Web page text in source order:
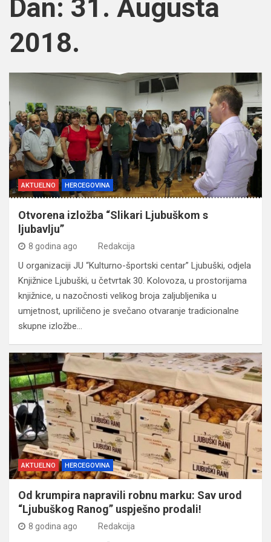
Dan: 31. Augusta
2018.
AKTUELNO HERCEGOVINA
Otvorena izložba “Slikari Ljubuškom s
ljubavlju”
8 godina ago Redakcija
U organizaciji JU “Kulturno-športski centar” Ljubuški, odjela
Knjižnice Ljubuški, u četvrtak 30. Kolovoza, u prostorijama
knjižnice, u nazočnosti velikog broja zaljubljenika u
umjetnost, upriličeno je svečano otvaranje tradicionalne
skupne izložbe…
AKTUELNO HERCEGOVINA
Od krumpira napravili robnu marku: Sav urod
“Ljubuškog Ranog” uspješno prodali!
8 godina ago Redakcija